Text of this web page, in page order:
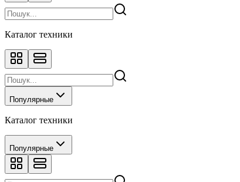
Каталог техники
Популярные
Каталог техники
Популярные